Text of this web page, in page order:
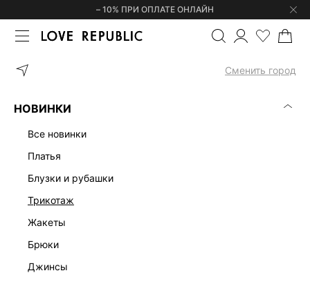
– 10% ПРИ ОПЛАТЕ ОНЛАЙН
Сменить город
НОВИНКИ
все новинки
платья
блузки и рубашки
трикотаж
жакеты
брюки
джинсы
ГЛАВНАЯ БРЮКИ ПРЯМОГО КРОЯ С